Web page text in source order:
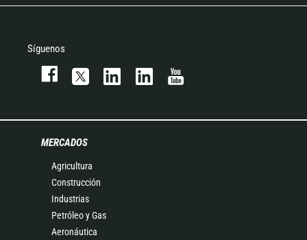
Síguenos
MERCADOS
Agricultura
Construcción
Industrias
Petróleo y Gas
Aeronáutica